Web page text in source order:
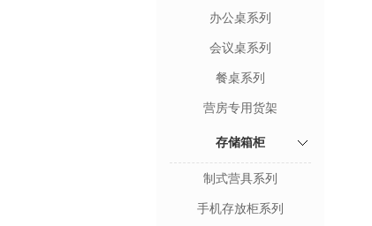
办公桌系列
会议桌系列
餐桌系列
营房专用货架
存储箱柜
制式营具系列
手机存放柜系列